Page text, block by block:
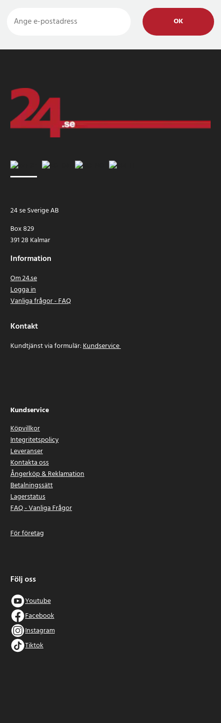
OK
24 se Sverige AB
Box 829
391 28 Kalmar
Information
Om 24.se
Logga in
Vanliga frågor - FAQ
Kontakt
Kundtjänst via formulär:Kundservice
Kundservice
Köpvillkor
Integritetspolicy
Leveranser
Kontakta oss
Ångerköp & Reklamation
Betalningssätt
Lagerstatus
FAQ - Vanliga Frågor
För företag
Följ oss
Youtube
Facebook
Instagram
Tiktok